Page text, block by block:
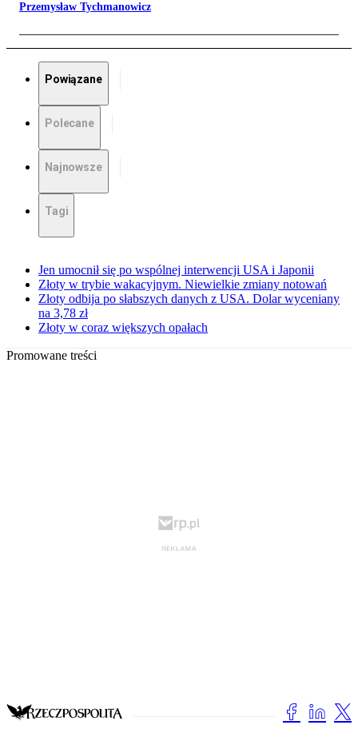
Przemysław Tychmanowicz
Powiązane
Polecane
Najnowsze
Tagi
Jen umocnił się po wspólnej interwencji USA i Japonii
Złoty w trybie wakacyjnym. Niewielkie zmiany notowań
Złoty odbija po słabszych danych z USA. Dolar wyceniany
na 3,78 zł
Złoty w coraz większych opałach
Promowane treści